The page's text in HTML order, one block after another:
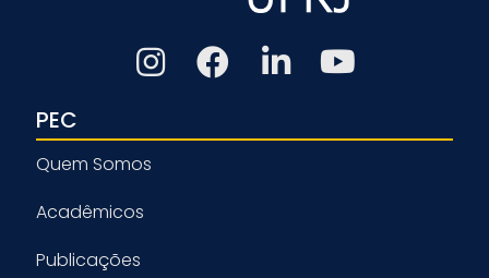
PEC
Quem Somos
Acadêmicos
Publicações